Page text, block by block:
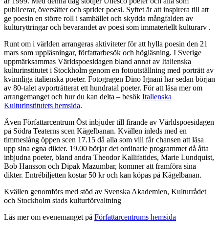
publicerar, översätter och sprider poesi. Syftet är att inspirera till att
ge poesin en större roll i samhället och skydda mångfalden av
kulturyttringar och bevarandet av poesi som immateriellt kulturarv .
Runt om i världen arrangeras aktiviteter för att hylla poesin den 21
mars som uppläsningar, författarbesök och högläsning. I Sverige
uppmärksammas Världspoesidagen bland annat av Italienska
kulturinstitutet i Stockholm genom en fotoutställning med porträtt av
kvinnliga italienska poeter. Fotogragen Dino Ignani har sedan början
av 80-talet avporträtterat ett hundratal poeter. För att läsa mer om
arrangemanget och hur du kan delta – besök Italienska
Kulturinstitutets hemsida.
Även Författarcentrum Öst inbjuder till firande av Världspoesidagen
på Södra Teaterns scen Kägelbanan. Kvällen inleds med en
timmeslång öppen scen 17.15 då alla som vill får chansen att läsa
upp sina egna dikter. 19.00 börjar det ordinarie programmet då åtta
inbjudna poeter, bland andra Theodor Kallifatides, Marie Lundquist,
Bob Hansson och Dipak Mazumbar, kommer att framföra sina
dikter. Entrébiljetten kostar 50 kr och kan köpas på Kägelbanan.
Kvällen genomförs med stöd av Svenska Akademien, Kulturrådet
och Stockholm stads kulturförvaltning
Läs mer om evenemanget på Författarcentrums hemsida